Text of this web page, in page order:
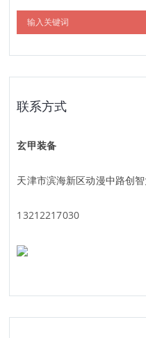
联系方式
玄甲装备
天津市滨海新区动漫中路创
13212217030